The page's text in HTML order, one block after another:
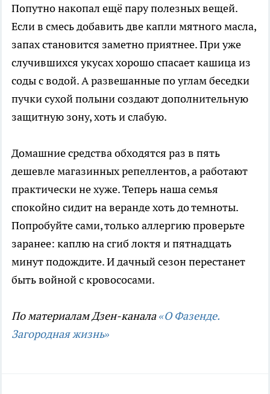
Попутно накопал ещё пару полезных вещей.
Если в смесь добавить две капли мятного масла,
запах становится заметно приятнее. При уже
случившихся укусах хорошо спасает кашица из
соды с водой. А развешанные по углам беседки
пучки сухой полыни создают дополнительную
защитную зону, хоть и слабую.
Домашние средства обходятся раз в пять
дешевле магазинных репеллентов, а работают
практически не хуже. Теперь наша семья
спокойно сидит на веранде хоть до темноты.
Попробуйте сами, только аллергию проверьте
заранее: каплю на сгиб локтя и пятнадцать
минут подождите. И дачный сезон перестанет
быть войной с кровососами.
По материалам Дзен-канала«О Фазенде.
Загородная жизнь»